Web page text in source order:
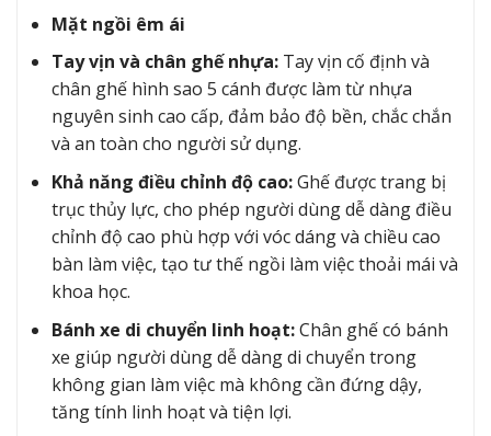
Mặt ngồi êm ái
Tay vịn và chân ghế nhựa:Tay vịn cố định và
chân ghế hình sao 5 cánh được làm từ nhựa
nguyên sinh cao cấp, đảm bảo độ bền, chắc chắn
và an toàn cho người sử dụng.
Khả năng điều chỉnh độ cao:Ghế được trang bị
trục thủy lực, cho phép người dùng dễ dàng điều
chỉnh độ cao phù hợp với vóc dáng và chiều cao
bàn làm việc, tạo tư thế ngồi làm việc thoải mái và
khoa học.
Bánh xe di chuyển linh hoạt:Chân ghế có bánh
xe giúp người dùng dễ dàng di chuyển trong
không gian làm việc mà không cần đứng dậy,
tăng tính linh hoạt và tiện lợi.